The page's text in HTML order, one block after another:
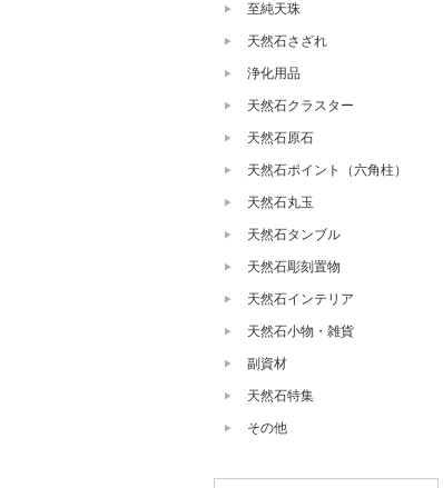
至純天珠
天然石さざれ
浄化用品
天然石クラスター
天然石原石
天然石ポイント（六角柱）
天然石丸玉
天然石タンブル
天然石彫刻置物
天然石インテリア
天然石小物・雑貨
副資材
天然石特集
その他